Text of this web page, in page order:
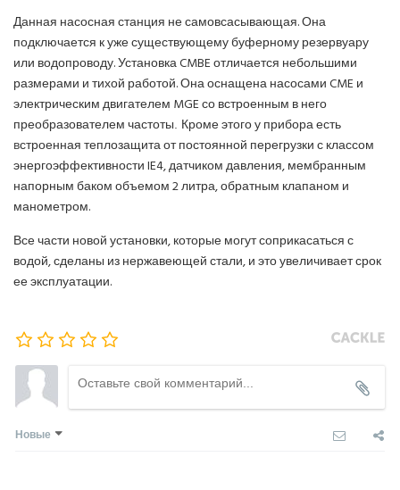
Данная насосная станция не самовсасывающая. Она
подключается к уже существующему буферному резервуару
или водопроводу. Установка CMBE отличается небольшими
размерами и тихой работой. Она оснащена насосами CME и
электрическим двигателем MGE со встроенным в него
преобразователем частоты. Кроме этого у прибора есть
встроенная теплозащита от постоянной перегрузки с классом
энергоэффективности IE4, датчиком давления, мембранным
напорным баком объемом 2 литра, обратным клапаном и
манометром.
Все части новой установки, которые могут соприкасаться с
водой, сделаны из нержавеющей стали, и это увеличивает срок
ее эксплуатации.
Новые